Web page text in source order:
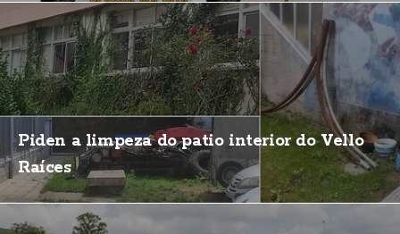
Piden a limpeza do patio interior do Vello
Raíces